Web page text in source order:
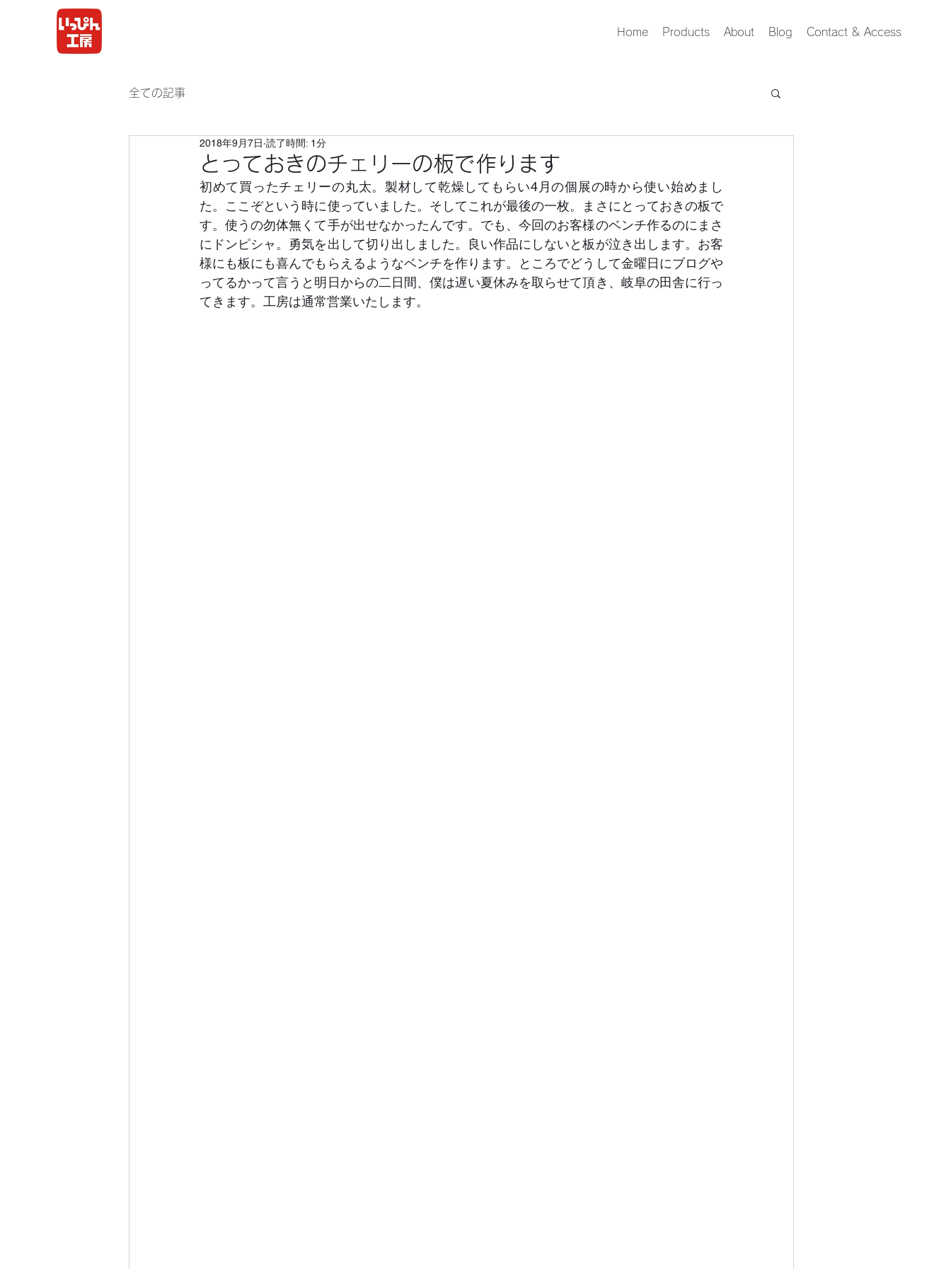
Home Products About Blog Contact & Access
全ての記事
とっておきのチェリーの板で作ります
2018年9月7日 読了時間: 1分
初めて買ったチェリーの丸太。製材して乾燥してもらい4月の個展の時から使い始めまし
た。ここぞという時に使っていました。そしてこれが最後の一枚。まさにとっておきの板で
す。使うの勿体無くて手が出せなかったんです。でも、今回のお客様のベンチ作るのにまさ
にドンピシャ。勇気を出して切り出しました。良い作品にしないと板が泣き出します。お客
様にも板にも喜んでもらえるようなベンチを作ります。ところでどうして金曜日にブログや
ってるかって言うと明日からの二日間、僕は遅い夏休みを取らせて頂き、岐阜の田舎に行っ